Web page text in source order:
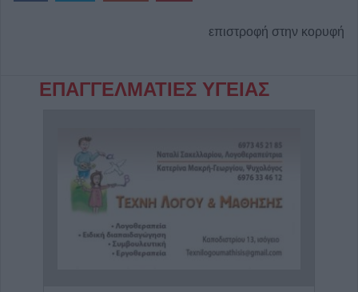
επιστροφή στην κορυφή
ΕΠΑΓΓΕΛΜΑΤΙΕΣ ΥΓΕΙΑΣ